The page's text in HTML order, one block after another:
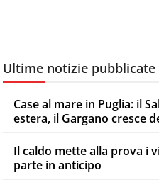
Ultime notizie pubblicate
Case al mare in Puglia: il
estera, il Gargano cresce
Il caldo mette alla prova i
parte in anticipo